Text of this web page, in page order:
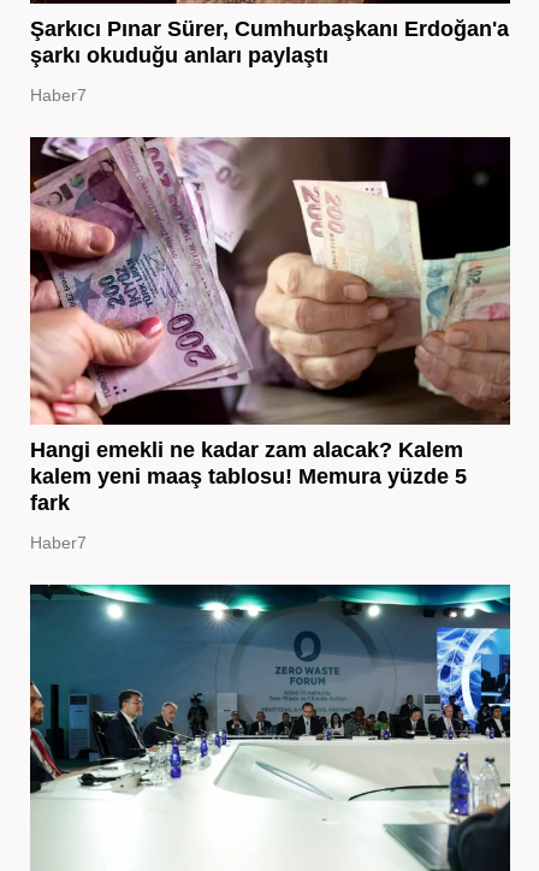
Şarkıcı Pınar Sürer, Cumhurbaşkanı Erdoğan'a
şarkı okuduğu anları paylaştı
Haber7
Hangi emekli ne kadar zam alacak? Kalem
kalem yeni maaş tablosu! Memura yüzde 5
fark
Haber7